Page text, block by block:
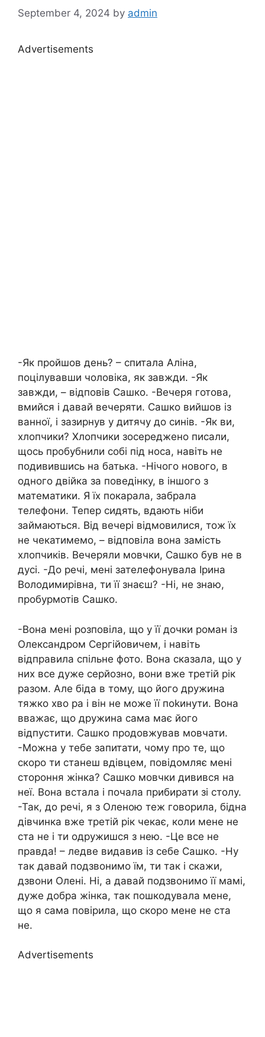
September 4, 2024 by admin
Advertisements
-Як пройшов день? – спитала Аліна,
поцілувавши чоловіка, як завжди. -Як
завжди, – відповів Сашко. -Вечеря готова,
вмийся і давай вечеряти. Сашко вийшов із
ванної, і зазирнув у дитячу до синів. -Як ви,
хлопчики? Хлопчики зосереджено писали,
щось пробубнили собі під носа, навіть не
подивившись на батька. -Нічого нового, в
одного двійка за поведінку, в іншого з
математики. Я їх покарала, забрала
телефони. Тепер сидять, вдають ніби
займаються. Від вечері відмовилися, тож їх
не чекатимемо, – відповіла вона замість
хлопчиків. Вечеряли мовчки, Сашко був не в
дусі. -До речі, мені зателефонувала Ірина
Володимирівна, ти її знаєш? -Ні, не знаю,
пробурмотів Сашко.
-Вона мені розповіла, що у її дочки роман із
Олександром Сергійовичем, і навіть
відправила спільне фото. Вона сказала, що у
них все дуже серйозно, вони вже третій рік
разом. Але біда в тому, що його дружина
тяжко хво ра і він не може її поkинути. Вона
вважає, що дружина сама має його
відпустити. Сашко продовжував мовчати.
-Можна у тебе запитати, чому про те, що
скоро ти станеш вдівцем, повідомляє мені
стороння жінка? Сашко мовчки дивився на
неї. Вона встала і почала прибирати зі столу.
-Так, до речі, я з Оленою теж говорила, бідна
дівчинка вже третій рік чекає, коли мене не
ста не і ти одружишся з нею. -Це все не
правда! – ледве видавив із себе Сашко. -Ну
так давай подзвонимо їм, ти так і скажи,
дзвони Олені. Ні, а давай подзвонимо її мамі,
дуже добра жінка, так пошкодувала мене,
що я сама повірила, що скоро мене не ста
не.
Advertisements